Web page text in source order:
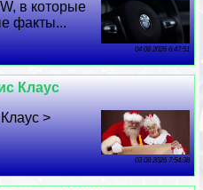
в которые
факты...
04 08 2026 6:47:51
Клаус
>
03 08 2026 7:54:38